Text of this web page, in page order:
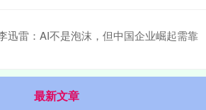
迅雷：AI不是泡沫，但中国企业崛起需靠
最新文章